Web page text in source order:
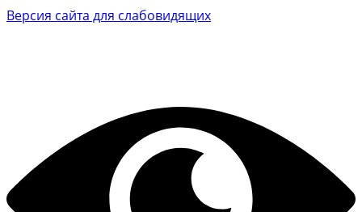
Версия сайта для слабовидящих